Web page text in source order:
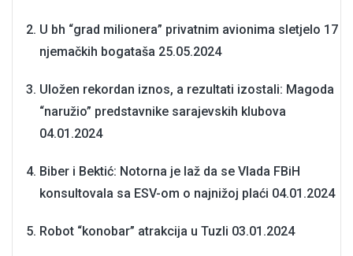
U bh “grad milionera” privatnim avionima sletjelo 17
njemačkih bogataša 25.05.2024
Uložen rekordan iznos, a rezultati izostali: Magoda
“naružio” predstavnike sarajevskih klubova
04.01.2024
Biber i Bektić: Notorna je laž da se Vlada FBiH
konsultovala sa ESV-om o najnižoj plaći 04.01.2024
Robot “konobar” atrakcija u Tuzli 03.01.2024